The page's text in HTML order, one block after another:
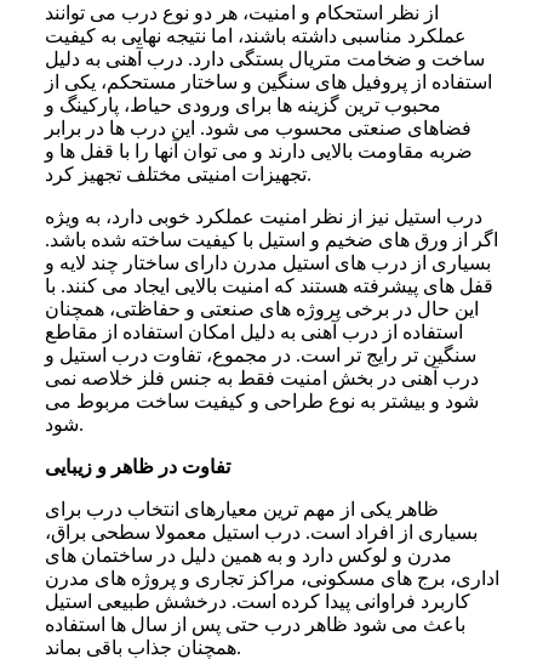
از نظر استحکام و امنیت، هر دو نوع درب می توانند
عملکرد مناسبی داشته باشند، اما نتیجه نهایی به کیفیت
ساخت و ضخامت متریال بستگی دارد. درب آهنی به دلیل
استفاده از پروفیل های سنگین و ساختار مستحکم، یکی از
محبوب ترین گزینه ها برای ورودی حیاط، پارکینگ و
فضاهای صنعتی محسوب می شود. این درب ها در برابر
ضربه مقاومت بالایی دارند و می توان آنها را با قفل ها و
تجهیزات امنیتی مختلف تجهیز کرد.
درب استیل نیز از نظر امنیت عملکرد خوبی دارد، به ویژه
اگر از ورق های ضخیم و استیل با کیفیت ساخته شده باشد.
بسیاری از درب های استیل مدرن دارای ساختار چند لایه و
قفل های پیشرفته هستند که امنیت بالایی ایجاد می کنند. با
این حال در برخی پروژه های صنعتی و حفاظتی، همچنان
استفاده از درب آهنی به دلیل امکان استفاده از مقاطع
سنگین تر رایج تر است. در مجموع، تفاوت درب استیل و
درب آهنی در بخش امنیت فقط به جنس فلز خلاصه نمی
شود و بیشتر به نوع طراحی و کیفیت ساخت مربوط می
شود.
تفاوت در ظاهر و زیبایی
ظاهر یکی از مهم ترین معیارهای انتخاب درب برای
بسیاری از افراد است. درب استیل معمولا سطحی براق،
مدرن و لوکس دارد و به همین دلیل در ساختمان های
اداری، برج های مسکونی، مراکز تجاری و پروژه های مدرن
کاربرد فراوانی پیدا کرده است. درخشش طبیعی استیل
باعث می شود ظاهر درب حتی پس از سال ها استفاده
همچنان جذاب باقی بماند.